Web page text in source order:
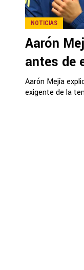
NOTICIAS
Aarón
antes de
Aarón Mejía
exigente de la